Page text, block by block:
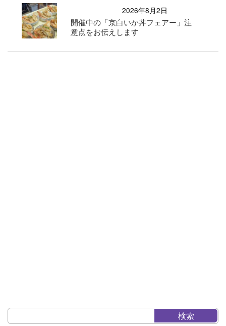
2026年8月2日
開催中の「京白いか丼フェアー」注
意点をお伝えします